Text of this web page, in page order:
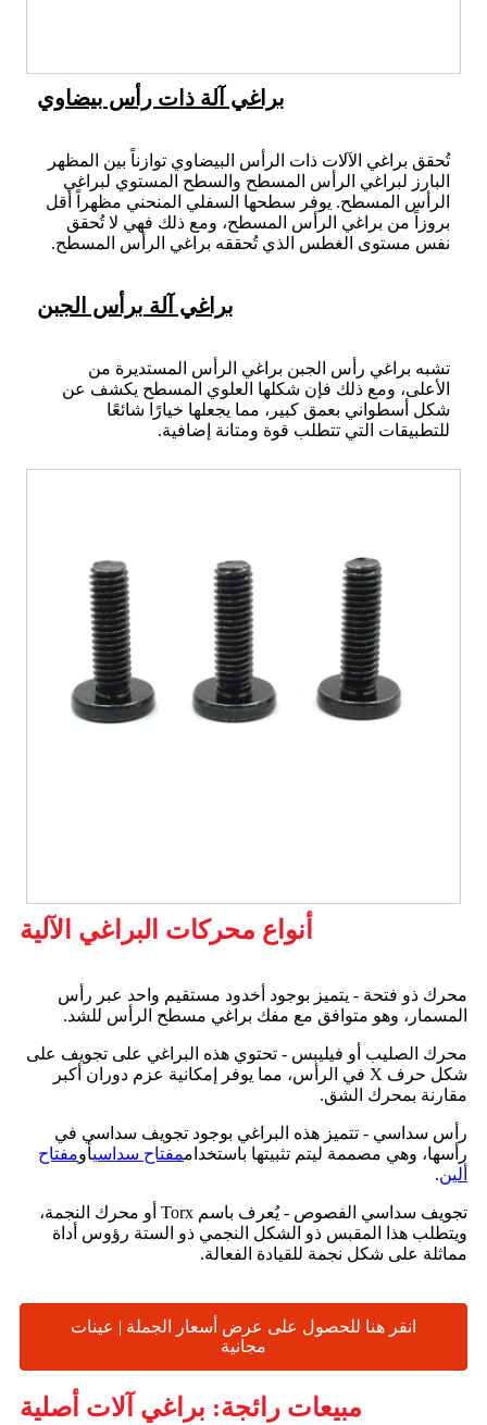
براغي آلة ذات رأس بيضاوي
تُحقق براغي الآلات ذات الرأس البيضاوي توازناً بين المظهر
البارز لبراغي الرأس المسطح والسطح المستوي لبراغي
الرأس المسطح. يوفر سطحها السفلي المنحني مظهراً أقل
بروزاً من براغي الرأس المسطح، ومع ذلك فهي لا تُحقق
نفس مستوى الغطس الذي تُحققه براغي الرأس المسطح.
براغي آلة برأس الجبن
تشبه براغي رأس الجبن براغي الرأس المستديرة من
الأعلى، ومع ذلك فإن شكلها العلوي المسطح يكشف عن
شكل أسطواني بعمق كبير، مما يجعلها خيارًا شائعًا
للتطبيقات التي تتطلب قوة ومتانة إضافية.
أنواع محركات البراغي الآلية
محرك ذو فتحة - يتميز بوجود أخدود مستقيم واحد عبر رأس
المسمار، وهو متوافق مع مفك براغي مسطح الرأس للشد.
محرك الصليب أو فيليبس - تحتوي هذه البراغي على تجويف على
شكل حرف X في الرأس، مما يوفر إمكانية عزم دوران أكبر
مقارنة بمحرك الشق.
رأس سداسي - تتميز هذه البراغي بوجود تجويف سداسي في
رأسها، وهي مصممة ليتم تثبيتها باستخداممفتاح سداسيأومفتاح
ألين.
تجويف سداسي الفصوص - يُعرف باسم Torx أو محرك النجمة،
ويتطلب هذا المقبس ذو الشكل النجمي ذو الستة رؤوس أداة
مماثلة على شكل نجمة للقيادة الفعالة.
انقر هنا للحصول على عرض أسعار الجملة | عينات
مجانية
مبيعات رائجة: براغي آلات أصلية